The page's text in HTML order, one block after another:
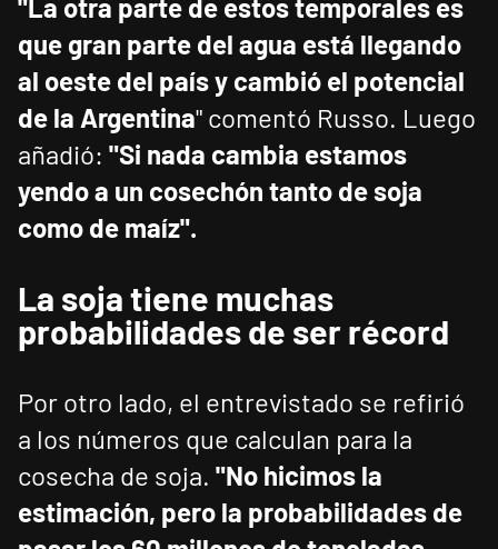
"La otra parte de estos temporales es
que gran parte del agua está llegando
al oeste del país y cambió el potencial
de la Argentina" comentó Russo. Luego
añadió: "Si nada cambia estamos
yendo a un cosechón tanto de soja
como de maíz".
La soja tiene muchas
probabilidades de ser récord
Por otro lado, el entrevistado se refirió
a los números que calculan para la
cosecha de soja. "No hicimos la
estimación, pero la probabilidades de